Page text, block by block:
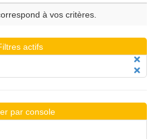
à vos critères.
actifs
par console